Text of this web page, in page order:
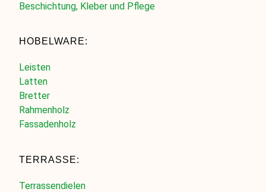
Beschichtung, Kleber und Pflege
HOBELWARE:
Leisten
Latten
Bretter
Rahmenholz
Fassadenholz
TERRASSE:
Terrassendielen